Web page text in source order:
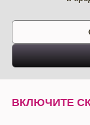
ВКЛЮЧИТЕ